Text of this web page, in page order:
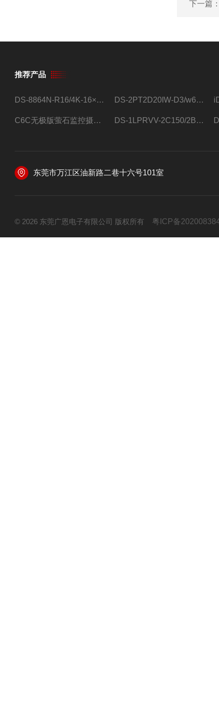
下一篇
推荐产品
DS-8864N-R16/4K-16×4T/希捷16盘位录像机 DS-2PT2D20IW-D3/w64路高清硬盘录像机
C6C无极版萤石监控摄像头 DS-1LPRVV-2C150/2B监控室外夜视高清电源线护套线200米/卷
东莞市万江区油新路二巷十六号101室
© 2026 东莞广恩电子有限公司 版权所有 粤ICP备